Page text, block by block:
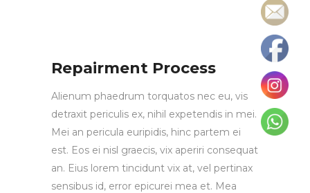
Repairment Process
Alienum phaedrum torquatos nec eu, vis
detraxit periculis ex, nihil expetendis in mei.
Mei an pericula euripidis, hinc partem ei
est. Eos ei nisl graecis, vix aperiri consequat
an. Eius lorem tincidunt vix at, vel pertinax
sensibus id, error epicurei mea et. Mea